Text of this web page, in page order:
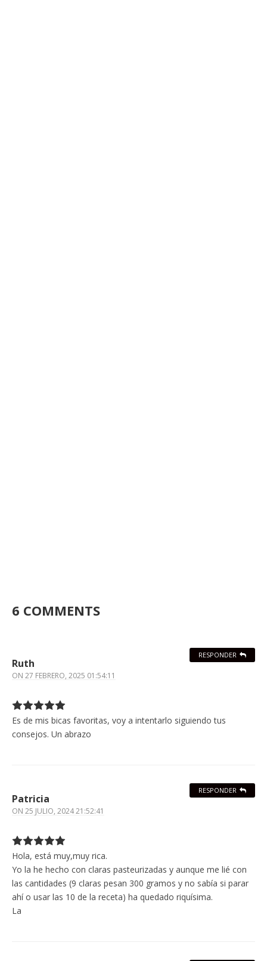
6 COMMENTS
Ruth
ON 27 FEBRERO, 2025 01:54:11
Es de mis bicas favoritas, voy a intentarlo siguiendo tus
consejos. Un abrazo
RESPONDER
Patricia
ON 25 JULIO, 2024 21:52:41
Hola, está muy,muy rica.
Yo la he hecho con claras pasteurizadas y aunque me lié con
las cantidades (9 claras pesan 300 gramos y no sabía si parar
ahí o usar las 10 de la receta) ha quedado riquísima.
La
RESPONDER